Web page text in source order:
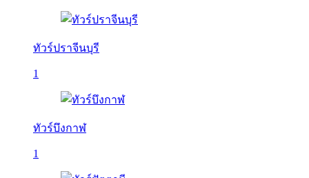
ทัวร์ปราจีนบุรี
1
ทัวร์บึงกาฬ
1